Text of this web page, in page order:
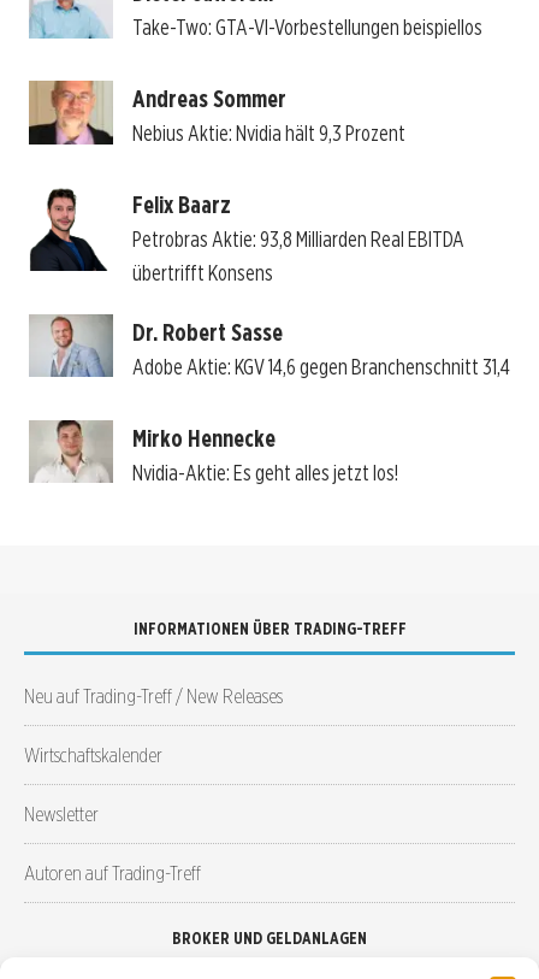
Take-Two: GTA-VI-Vorbestellungen beispiellos
Andreas Sommer
Nebius Aktie: Nvidia hält 9,3 Prozent
Felix Baarz
Petrobras Aktie: 93,8 Milliarden Real EBITDA
übertrifft Konsens
Dr. Robert Sasse
Adobe Aktie: KGV 14,6 gegen Branchenschnitt 31,4
Mirko Hennecke
Nvidia-Aktie: Es geht alles jetzt los!
INFORMATIONEN ÜBER TRADING-TREFF
Neu auf Trading-Treff / New Releases
Wirtschaftskalender
Newsletter
Autoren auf Trading-Treff
BROKER UND GELDANLAGEN